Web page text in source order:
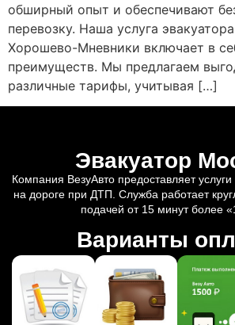
обширный опыт и обеспечивают
перевозку. Наша услуга
Хорошево-Мневники включает в
преимуществ. Мы предлагаем
различные тарифы, учитывая […]
Эвакуатор
Компания ВезуАвто предоставляет
на дороге при ДТП. Служба работает
подачей от 15 минут более
Варианты